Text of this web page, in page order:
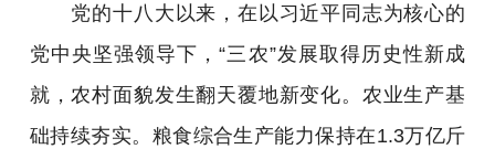
党的十八大以来，在以习近平同志为核心的
党中央坚强领导下，“三农”发展取得历史性新成
就，农村面貌发生翻天覆地新变化。农业生产基
础持续夯实。粮食综合生产能力保持在1.3万亿斤